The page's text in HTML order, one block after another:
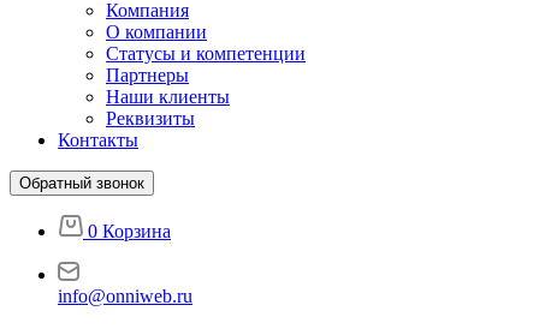
Компания
О компании
Статусы и компетенции
Партнеры
Наши клиенты
Реквизиты
Контакты
Обратный звонок
0 Корзина
info@onniweb.ru